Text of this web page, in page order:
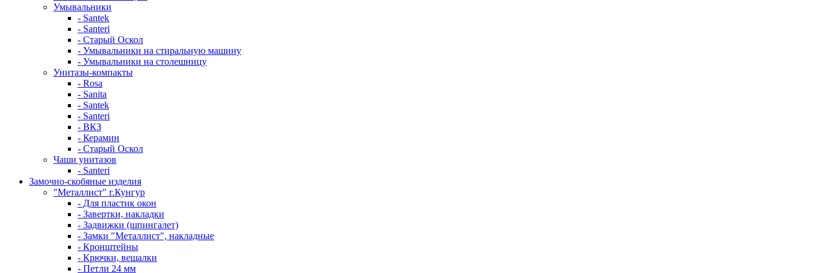
Умывальники
- Santek
- Santeri
- Старый Оскол
- Умывальники на стиральную машину
- Умывальники на столешницу
Унитазы-компакты
- Rosa
- Sanita
- Santek
- Santeri
- ВКЗ
- Керамин
- Старый Оскол
Чаши унитазов
- Santeri
Замочно-скобяные изделия
"Металлист" г.Кунгур
- Для пластик окон
- Завертки, накладки
- Задвижки (шпингалет)
- Замки "Металлист", накладные
- Кронштейны
- Крючки, вешалки
- Петли 24 мм